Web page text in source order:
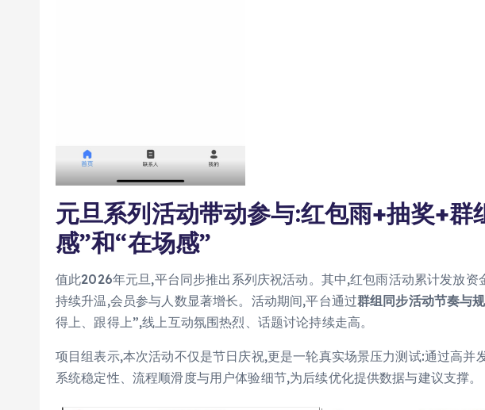
元旦系列活动带动参与:红包雨+抽奖+群
感”和“在场感”
值此2026年元旦,平台同步推出系列庆祝活动。其中,红包雨活动累计发放资
持续升温,会员参与人数显著增长。活动期间,平台通过群组同步活动节奏与
得上、跟得上”,线上互动氛围热烈、话题讨论持续走高。
项目组表示,本次活动不仅是节日庆祝,更是一轮真实场景压力测试:通过高并
系统稳定性、流程顺滑度与用户体验细节,为后续优化提供数据与建议支撑。